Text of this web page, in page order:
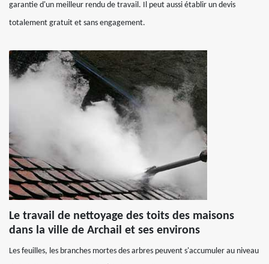
garantie d'un meilleur rendu de travail. Il peut aussi établir un devis
totalement gratuit et sans engagement.
Le travail de nettoyage des toits des maisons
dans la ville de Archail et ses environs
Les feuilles, les branches mortes des arbres peuvent s'accumuler au niveau